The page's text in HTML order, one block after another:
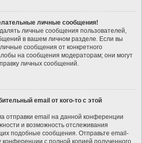
личные сообщения!
личные сообщения пользователей,
в вашем личном разделе. Если вы
сообщения от конкретного
на сообщения модераторам; они могут
личных сообщений.
email от кого-то с этой
отправки email на данной конференции
и возможность отслеживания
подобные сообщения. Отправьте email-
с полной копией полученного